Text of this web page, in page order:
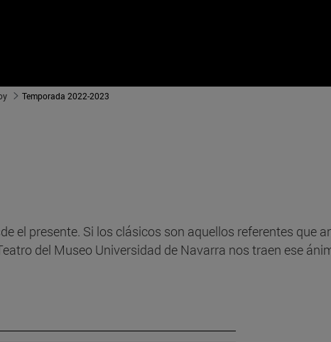
Temporada 2022-2023
el presente. Si los clásicos son aquellos referentes que
del Museo Universidad de Navarra nos traen ese